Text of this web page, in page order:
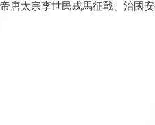
唐太宗李世民戎馬征戰、治國